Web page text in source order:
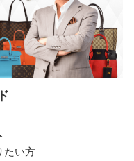
たい方